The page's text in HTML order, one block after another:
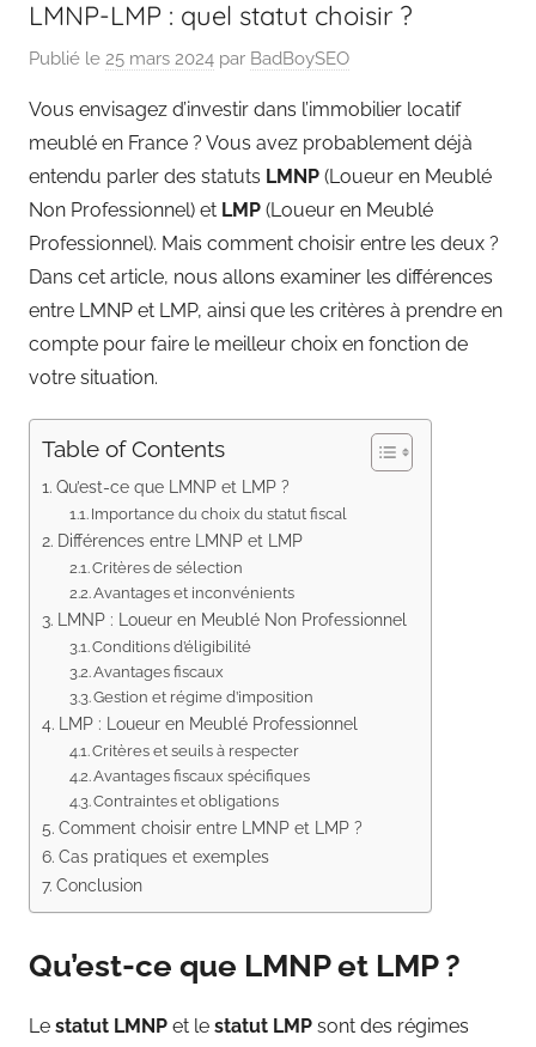
LMNP-LMP : quel statut choisir ?
Publié le 25 mars 2024 par BadBoySEO
Vous envisagez d’investir dans l’immobilier locatif
meublé en France ? Vous avez probablement déjà
entendu parler des statuts LMNP (Loueur en Meublé
Non Professionnel) et LMP (Loueur en Meublé
Professionnel). Mais comment choisir entre les deux ?
Dans cet article, nous allons examiner les différences
entre LMNP et LMP, ainsi que les critères à prendre en
compte pour faire le meilleur choix en fonction de
votre situation.
Table of Contents
Qu’est-ce que LMNP et LMP ?
Importance du choix du statut fiscal
Différences entre LMNP et LMP
Critères de sélection
Avantages et inconvénients
LMNP : Loueur en Meublé Non Professionnel
Conditions d’éligibilité
Avantages fiscaux
Gestion et régime d’imposition
LMP : Loueur en Meublé Professionnel
Critères et seuils à respecter
Avantages fiscaux spécifiques
Contraintes et obligations
Comment choisir entre LMNP et LMP ?
Cas pratiques et exemples
Conclusion
Qu’est-ce que LMNP et LMP ?
Le statut LMNP et le statut LMP sont des régimes